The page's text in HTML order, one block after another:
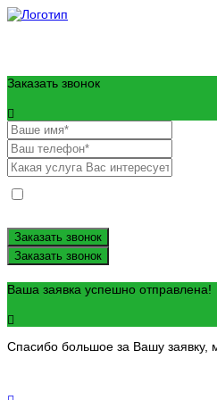
Заказать звонок
Заказать звонок
Заказать звонок
Ваша заявка успешно отправлена!
Спасибо большое за Вашу заявку,